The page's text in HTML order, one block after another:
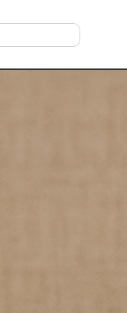
Vornamen Search